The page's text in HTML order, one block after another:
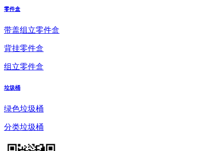
零件盒
带盖组立零件盒
背挂零件盒
组立零件盒
垃圾桶
绿色垃圾桶
分类垃圾桶